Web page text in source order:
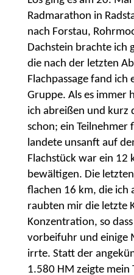
Radmarathon in
nach Forstau,
Dachstein brachte ich
die nach der letzten
Flachpassage fand
Gruppe. Als es immer
ich abreißen und kurz
schon; ein Teilnehmer
landete unsanft auf
Flachstück war ein 12
bewältigen. Die
flachen 16 km, die ich
raubten mir die letzte
Konzentration, so
vorbeifuhr und einige
irrte. Statt der
1.580 HM zeigte mein